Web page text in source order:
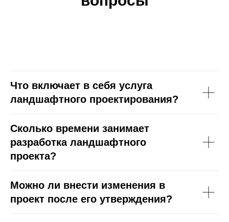
Что включает в себя услуга
ландшафтного проектирования?
Сколько времени занимает
разработка ландшафтного
проекта?
Можно ли внести изменения в
проект после его утверждения?